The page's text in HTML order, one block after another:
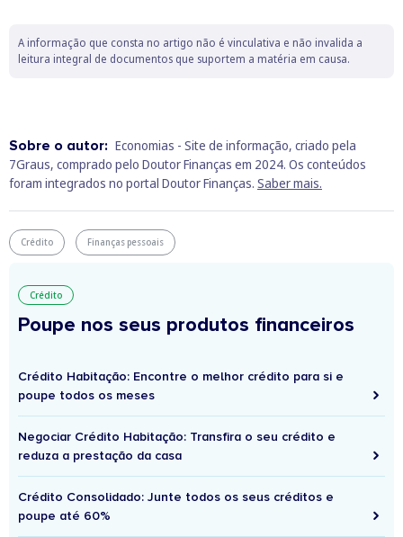
A informação que consta no artigo não é vinculativa e não invalida a
leitura integral de documentos que suportem a matéria em causa.
Sobre o autor: Economias - Site de informação, criado pela
7Graus, comprado pelo Doutor Finanças em 2024. Os conteúdos
foram integrados no portal Doutor Finanças. Saber mais.
Crédito Finanças pessoais
Crédito
Poupe nos seus produtos financeiros
Crédito Habitação: Encontre o melhor crédito para si e
poupe todos os meses
Negociar Crédito Habitação: Transfira o seu crédito e
reduza a prestação da casa
Crédito Consolidado: Junte todos os seus créditos e
poupe até 60%